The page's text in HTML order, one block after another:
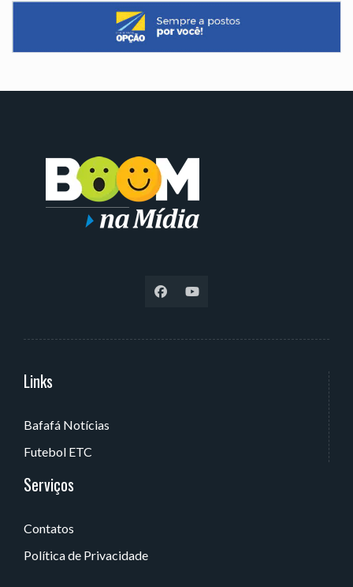
Links
Bafafá Notícias
Futebol ETC
Serviços
Contatos
Política de Privacidade
Serviços